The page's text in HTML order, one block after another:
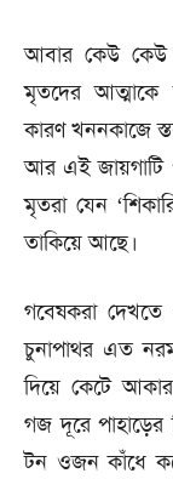
আবার কেউ কেউ
মৃতদের আত্মাকে
কারণ খননকাজে
আর এই জায়গাটি
মৃতরা যেন
তাকিয়ে আছে।
গবেষকরা দেখতে
চুনাপাথর এত
দিয়ে কেটে আকার
গজ দূরে পাহাড়ের
টন ওজন কাঁধে